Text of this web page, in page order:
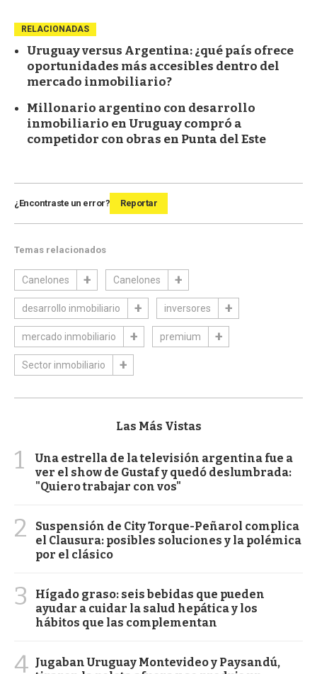
RELACIONADAS
Uruguay versus Argentina: ¿qué país ofrece
oportunidades más accesibles dentro del
mercado inmobiliario?
Millonario argentino con desarrollo
inmobiliario en Uruguay compró a
competidor con obras en Punta del Este
¿Encontraste un error? Reportar
Temas relacionados
Canelones Canelones
desarrollo inmobiliario inversores
mercado inmobiliario premium
Sector inmobiliario
Las Más Vistas
1
Una estrella de la televisión argentina fue a
ver el show de Gustaf y quedó deslumbrada:
"Quiero trabajar con vos"
2
Suspensión de City Torque-Peñarol complica
el Clausura: posibles soluciones y la polémica
por el clásico
3
Hígado graso: seis bebidas que pueden
ayudar a cuidar la salud hepática y los
hábitos que las complementan
4 Jugaban Uruguay Montevideo y Paysandú,